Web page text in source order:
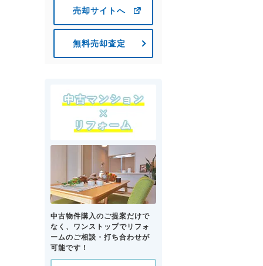
売却サイトへ
無料売却査定
中古物件購入のご提案だけで
なく、ワンストップでリフォ
ームのご相談・打ち合わせが
可能です！